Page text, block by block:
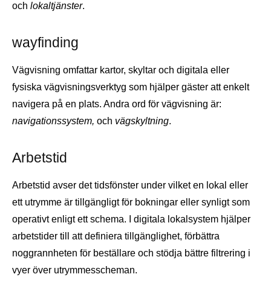
och lokaltjänster.
wayfinding
Vägvisning omfattar kartor, skyltar och digitala eller
fysiska vägvisningsverktyg som hjälper gäster att enkelt
navigera på en plats. Andra ord för vägvisning är:
navigationssystem, och vägskyltning.
Arbetstid
Arbetstid avser det tidsfönster under vilket en lokal eller
ett utrymme är tillgängligt för bokningar eller synligt som
operativt enligt ett schema. I digitala lokalsystem hjälper
arbetstider till att definiera tillgänglighet, förbättra
noggrannheten för beställare och stödja bättre filtrering i
vyer över utrymmesscheman.